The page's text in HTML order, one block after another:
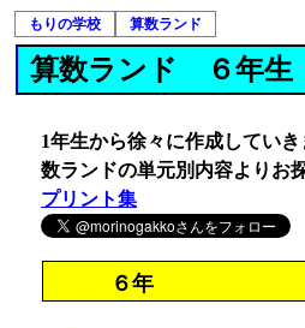
もりの学校 算数ランド
算数ランド ６年生
1年生から徐々に作成してい
数ランドの単元別内容よりお
プリント集
６年